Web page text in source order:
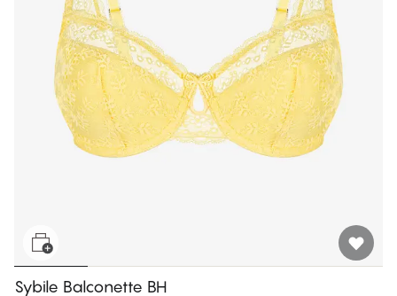
Sybile Balconette BH